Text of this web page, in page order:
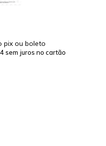
pix ou boleto
sem juros no cartão